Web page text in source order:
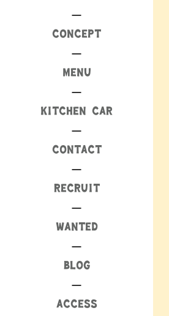
CONCEPT
MENU
KITCHEN CAR
CONTACT
RECRUIT
WANTED
BLOG
ACCESS